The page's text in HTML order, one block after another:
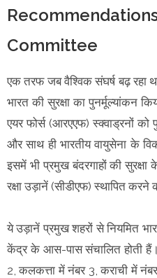
Committee
एक तरफ जब वैश्विक संघर्ष बढ़ रहा
भारत की सुरक्षा का पुनर्मूल्यांकन
एयर फोर्स (आरएएफ) स्क्वाड्रनों
और साथ ही भारतीय वायुसेना के
इसमें भी प्रमुख बंदरगाहों की
रक्षा उड़ानें (सीडीएफ) स्थापित
ये उड़ानें प्रमुख शहरों से नियमित
केंद्र के आस-पास संचालित होती
2, कलकत्ता में नंबर 3, कराची में